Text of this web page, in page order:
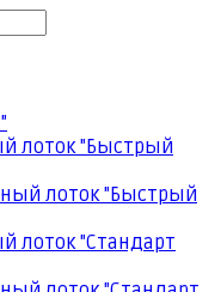
лоток "Быстрый
лоток "Быстрый
лоток "Стандарт